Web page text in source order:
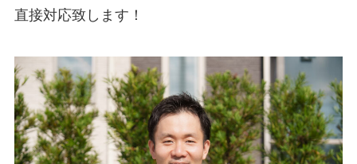
直接対応致します！